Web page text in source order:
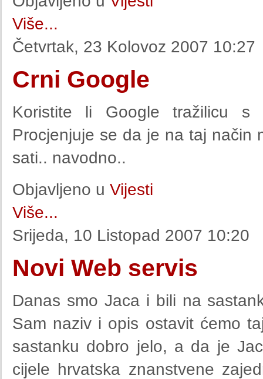
Više...
Četvrtak, 23 Kolovoz 2007 10:27
Crni Google
Koristite li Google tražilicu s
Procjenjuje se da je na taj način
sati.. navodno..
Objavljeno u Vijesti
Više...
Srijeda, 10 Listopad 2007 10:20
Novi Web servis
Danas smo Jaca i bili na
Sam naziv i opis ostavit ćemo
sastanku dobro jelo, a da je
cijele hrvatska znanstvene